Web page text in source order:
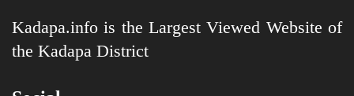
Kadapa.info is the Largest Viewed Website of
the Kadapa District